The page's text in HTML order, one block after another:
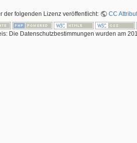
der folgenden Lizenz veröffentlicht: CC
Die Datenschutzbestimmungen wurden am